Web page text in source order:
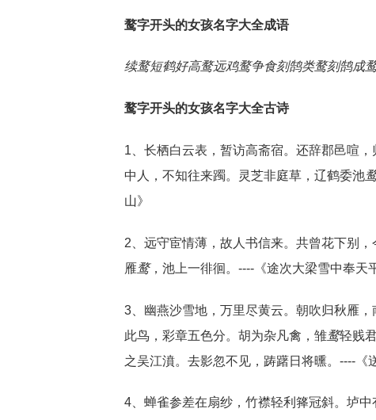
鹜字开头的女孩名字大全成语
续鹜短鹤好高鹜远鸡鹜争食刻鹄类鹜刻鹄成
鹜字开头的女孩名字大全古诗
1、长栖白云表，暂访高斋宿。还辞郡邑喧
中人，不知往来躅。灵芝非庭草，辽鹤委池
山》
2、远守宦情薄，故人书信来。共曾花下别
雁鹜，池上一徘徊。----《途次大梁雪中奉天
3、幽燕沙雪地，万里尽黄云。朝吹归秋雁
此鸟，彩章五色分。胡为杂凡禽，雏鹜轻贱
之吴江濆。去影忽不见，踌躇日将曛。----《
4、蝉雀参差在扇纱，竹襟轻利箨冠斜。垆